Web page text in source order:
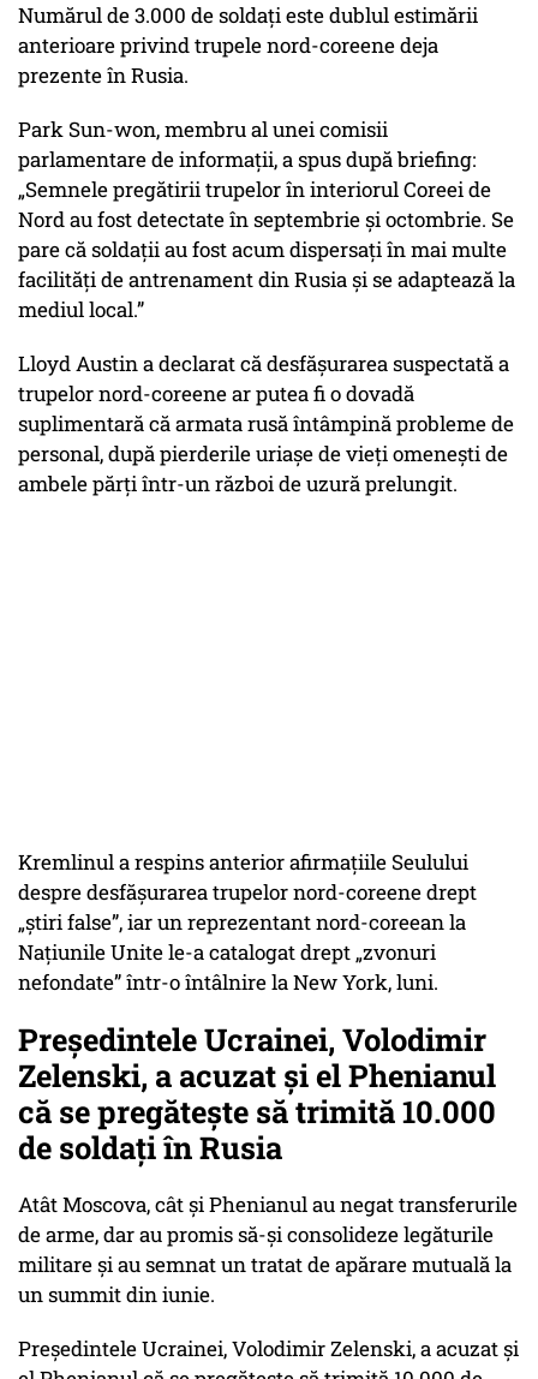
Numărul de 3.000 de soldați este dublul estimării
anterioare privind trupele nord-coreene deja
prezente în Rusia.
Park Sun-won, membru al unei comisii
parlamentare de informații, a spus după briefing:
„Semnele pregătirii trupelor în interiorul Coreei de
Nord au fost detectate în septembrie și octombrie. Se
pare că soldații au fost acum dispersați în mai multe
facilități de antrenament din Rusia și se adaptează la
mediul local.”
Lloyd Austin a declarat că desfășurarea suspectată a
trupelor nord-coreene ar putea fi o dovadă
suplimentară că armata rusă întâmpină probleme de
personal, după pierderile uriașe de vieți omenești de
ambele părți într-un război de uzură prelungit.
Kremlinul a respins anterior afirmațiile Seulului
despre desfășurarea trupelor nord-coreene drept
„știri false”, iar un reprezentant nord-coreean la
Națiunile Unite le-a catalogat drept „zvonuri
nefondate” într-o întâlnire la New York, luni.
Președintele Ucrainei, Volodimir
Zelenski, a acuzat și el Phenianul
că se pregătește să trimită 10.000
de soldați în Rusia
Atât Moscova, cât și Phenianul au negat transferurile
de arme, dar au promis să-și consolideze legăturile
militare și au semnat un tratat de apărare mutuală la
un summit din iunie.
Președintele Ucrainei, Volodimir Zelenski, a acuzat și